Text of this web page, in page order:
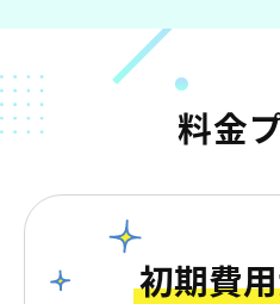
料金
初期費